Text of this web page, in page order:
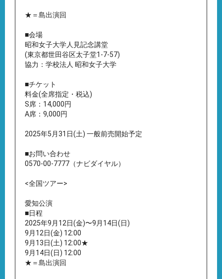
★＝島出演回
■会場
昭和女子大学人見記念講堂
(東京都世田谷区太子堂1-7-57)
協力：学校法人 昭和女子大学
■チケット
料金(全席指定・税込)
S席：14,000円
A席：9,000円
2025年5月31日(土) 一般前売開始予定
■お問い合わせ
0570-00-7777（ナビダイヤル）
<全国ツアー>
愛知公演
■日程
2025年9月12日(金)〜9月14日(日)
9月12日(金) 12:00
9月13日(土) 12:00★
9月14日(日) 12:00
★＝島出演回